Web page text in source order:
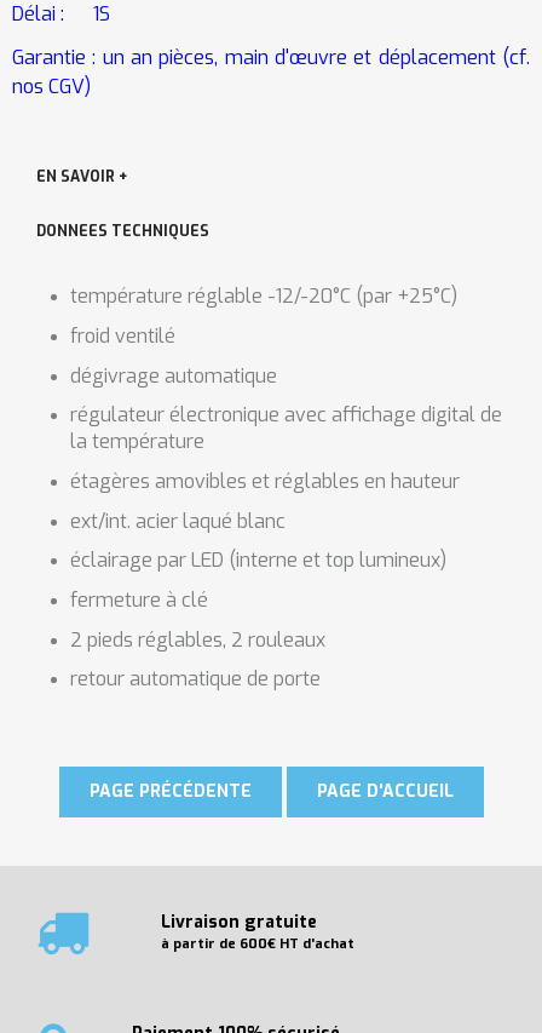
Délai :
1S
Garantie : un an pièces, main d'œuvre et déplacement (cf.
nos CGV)
EN SAVOIR +
DONNEES TECHNIQUES
température réglable -12/-20°C (par +25°C)
froid ventilé
dégivrage automatique
régulateur électronique avec affichage digital de
la température
étagères amovibles et réglables en hauteur
ext/int. acier laqué blanc
éclairage par LED (interne et top lumineux)
fermeture à clé
2 pieds réglables, 2 rouleaux
retour automatique de porte
Livraison gratuite
à partir de 600€ HT d'achat